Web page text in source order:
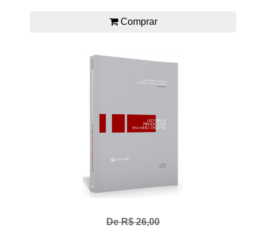
Comprar
De R$ 26,00